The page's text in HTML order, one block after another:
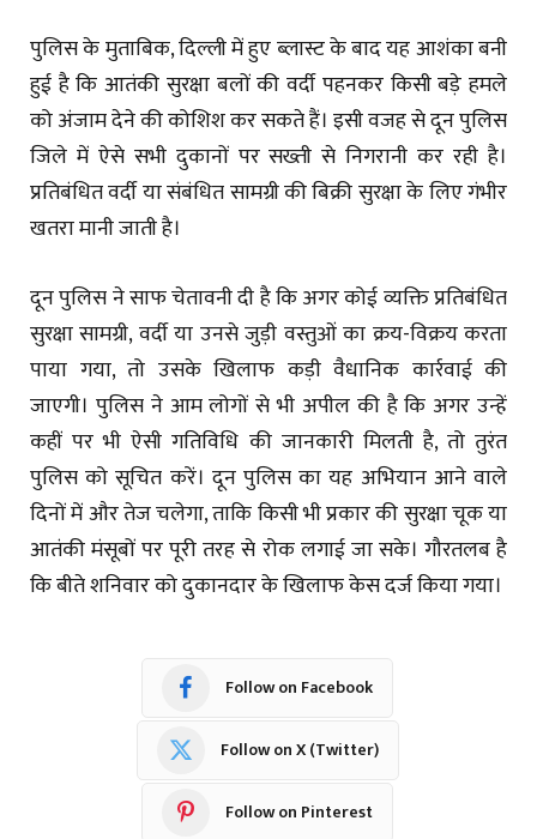
पुलिस के मुताबिक, दिल्ली में हुए ब्लास्ट के बाद यह आशंका बनी
हुई है कि आतंकी सुरक्षा बलों की वर्दी पहनकर किसी बड़े हमले
को अंजाम देने की कोशिश कर सकते हैं। इसी वजह से दून पुलिस
जिले में ऐसे सभी दुकानों पर सख्ती से निगरानी कर रही है।
प्रतिबंधित वर्दी या संबंधित सामग्री की बिक्री सुरक्षा के लिए गंभीर
खतरा मानी जाती है।
दून पुलिस ने साफ चेतावनी दी है कि अगर कोई व्यक्ति प्रतिबंधित
सुरक्षा सामग्री, वर्दी या उनसे जुड़ी वस्तुओं का क्रय-विक्रय करता
पाया गया, तो उसके खिलाफ कड़ी वैधानिक कार्रवाई की
जाएगी। पुलिस ने आम लोगों से भी अपील की है कि अगर उन्हें
कहीं पर भी ऐसी गतिविधि की जानकारी मिलती है, तो तुरंत
पुलिस को सूचित करें। दून पुलिस का यह अभियान आने वाले
दिनों में और तेज चलेगा, ताकि किसी भी प्रकार की सुरक्षा चूक या
आतंकी मंसूबों पर पूरी तरह से रोक लगाई जा सके। गौरतलब है
कि बीते शनिवार को दुकानदार के खिलाफ केस दर्ज किया गया।
Follow on Facebook
Follow on X (Twitter)
Follow on Pinterest